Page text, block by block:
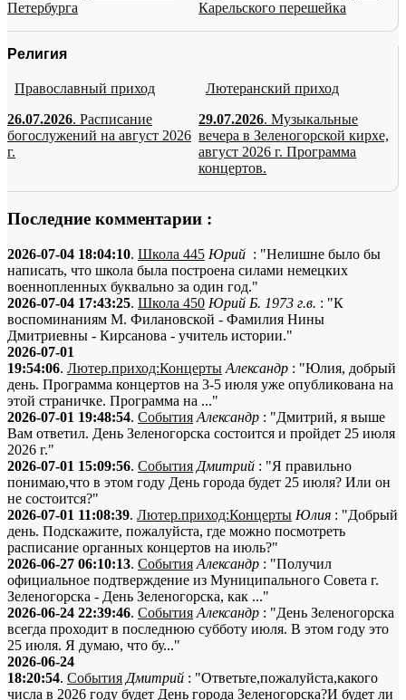
Петербурга
Карельского перешейка
Религия
Православный приход
26.07.2026. Расписание
богослужений на август 2026
г.
Лютеранский приход
29.07.2026. Музыкальные
вечера в Зеленогорской кирхе,
август 2026 г. Программа
концертов.
Последние комментарии :
2026-07-04 18:04:10. Школа 445 Юрий : "Нелишне было бы
написать, что школа была построена силами немецких
военнопленных буквально за один год."
2026-07-04 17:43:25. Школа 450 Юрий Б. 1973 г.в. : "К
воспоминаниям М. Филановской - Фамилия Нины
Дмитриевны - Кирсанова - учитель истории."
2026-07-01
19:54:06. Лютер.приход:Концерты Александр : "Юлия, добрый
день. Программа концертов на 3-5 июля уже опубликована на
этой страничке. Программа на ..."
2026-07-01 19:48:54. События Александр : "Дмитрий, я выше
Вам ответил. День Зеленогорска состоится и пройдет 25 июля
2026 г."
2026-07-01 15:09:56. События Дмитрий : "Я правильно
понимаю,что в этом году День города будет 25 июля? Или он
не состоится?"
2026-07-01 11:08:39. Лютер.приход:Концерты Юлия : "Добрый
день. Подскажите, пожалуйста, где можно посмотреть
расписание органных концертов на июль?"
2026-06-27 06:10:13. События Александр : "Получил
официальное подтверждение из Муниципального Совета г.
Зеленогорска - День Зеленогорска, как ..."
2026-06-24 22:39:46. События Александр : "День Зеленогорска
всегда проходит в последнюю субботу июля. В этом году это
25 июля. Я думаю, что бу..."
2026-06-24
18:20:54. События Дмитрий : "Ответьте,пожалуйста,какого
числа в 2026 году будет День города Зеленогорска?И будет ли